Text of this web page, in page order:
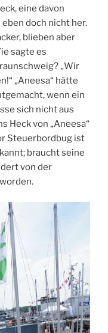
eine davon
doch nicht her.
blieben aber
sagte es
„Wir
„Aneesa“ hätte
wenn ein
sich nicht aus
Heck von „Aneesa“
Steuerbordbug ist
braucht seine
von der